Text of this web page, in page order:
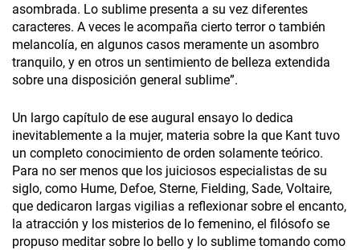
asombrada. Lo sublime presenta a su vez diferentes
caracteres. A veces le acompaña cierto terror o también
melancolía, en algunos casos meramente un asombro
tranquilo, y en otros un sentimiento de belleza extendida
sobre una disposición general sublime”.
Un largo capítulo de ese augural ensayo lo dedica
inevitablemente a la mujer, materia sobre la que Kant tuvo
un completo conocimiento de orden solamente teórico.
Para no ser menos que los juiciosos especialistas de su
siglo, como Hume, Defoe, Sterne, Fielding, Sade, Voltaire,
que dedicaron largas vigilias a reflexionar sobre el encanto,
la atracción y los misterios de lo femenino, el filósofo se
propuso meditar sobre lo bello y lo sublime tomando como